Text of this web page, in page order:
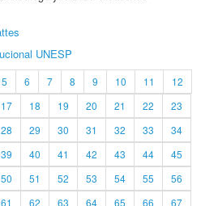
UNESP
5 6 7 8 9 10 11
12
17 18 19 20 21 22
23
28 29 30 31 32 33
34
39 40 41 42 43 44
45
50 51 52 53 54 55
56
61 62 63 64 65 66
67